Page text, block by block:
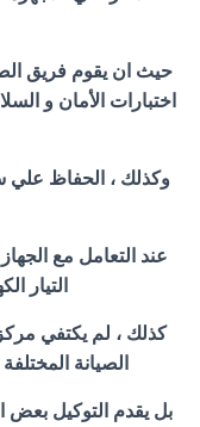
حيث ان يقوم فريق
اختبارات الأمان و
وكذلك ، الحفاظ علي
عند التعامل مع
التيار
كذلك ، لم يكتفي
الصيانة
بل يقدم التوكيل بعض